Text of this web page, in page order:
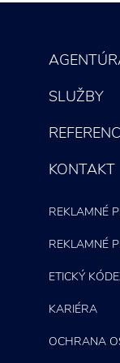
SLUŽBY
KONTAKT
REKLAMNÉ
REKLAMNÉ
ETICKÝ
KARIÉRA
OCHRANA